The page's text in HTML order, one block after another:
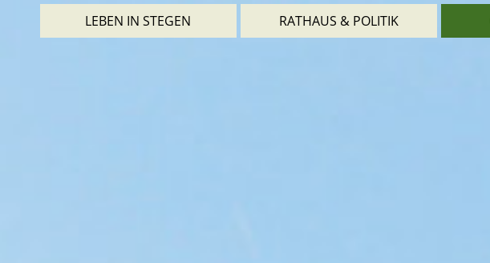
LEBEN IN STEGEN RATHAUS & POLITIK